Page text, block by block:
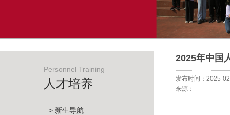
Personnel Training
人才培养
> 新生导航
2025年中国
发布时间：2025-
来源：